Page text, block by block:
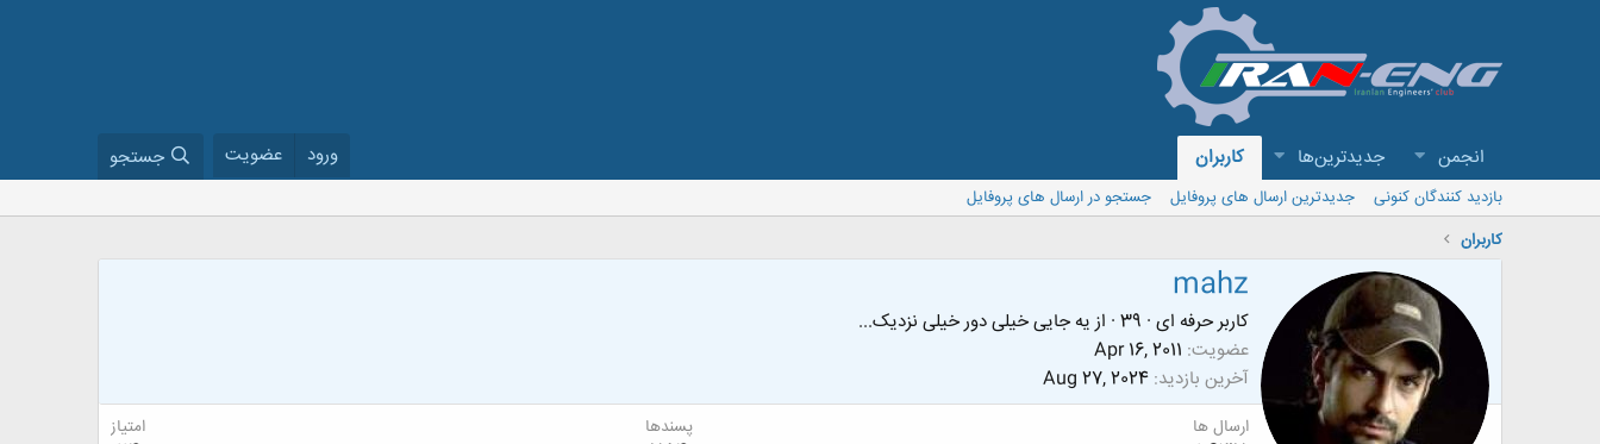
انجمن جدیدترین‌ها کاربران ورود عضویت جستجو
بازدید کنندگان کنونی جدیدترین ارسال های پروفایل
جستجو در ارسال های پروفایل
کاربران
mahz
کاربر حرفه ای ·
· از یه جایی خیلی دور خیلی نزدیک...
عضویت Apr 16, 2011
آخرین بازدید Aug 27, 2024
ارسال ها پسندها امتیاز